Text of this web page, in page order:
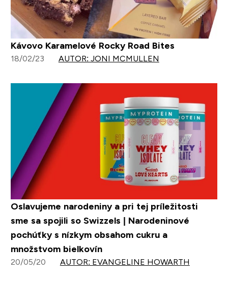
Kávovo Karamelové Rocky Road Bites
18/02/23 AUTOR: JONI MCMULLEN
Oslavujeme narodeniny a pri tej príležitosti
sme sa spojili so Swizzels | Narodeninové
pochúťky s nízkym obsahom cukru a
množstvom bielkovín
20/05/20 AUTOR: EVANGELINE HOWARTH